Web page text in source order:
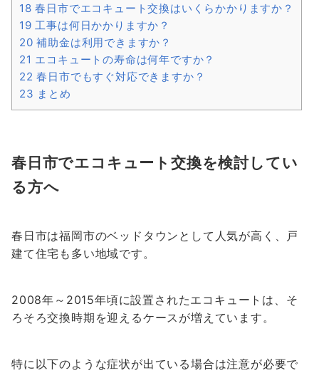
18 春日市でエコキュート交換はいくらかかりますか？
19 工事は何日かかりますか？
20 補助金は利用できますか？
21 エコキュートの寿命は何年ですか？
22 春日市でもすぐ対応できますか？
23 まとめ
春日市でエコキュート交換を検討してい
る方へ
春日市は福岡市のベッドタウンとして人気が高く、戸
建て住宅も多い地域です。
2008年～2015年頃に設置されたエコキュートは、そ
ろそろ交換時期を迎えるケースが増えています。
特に以下のような症状が出ている場合は注意が必要で